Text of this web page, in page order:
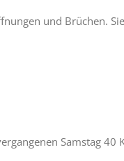
und Brüchen.
Samstag